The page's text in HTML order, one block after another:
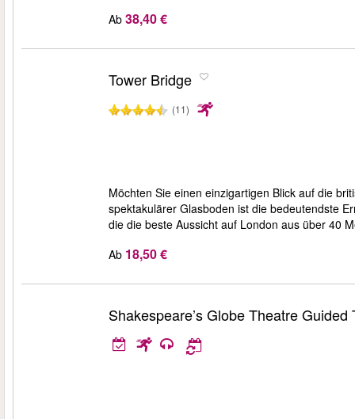
Ab 38,40 €
Tower Bridge
(11)
Möchten Sie einen einzigartigen Blick auf die
spektakulärer Glasboden ist die bedeutendste
die die beste Aussicht auf London aus über 40
Ab 18,50 €
Shakespeare’s Globe Theatre Guided